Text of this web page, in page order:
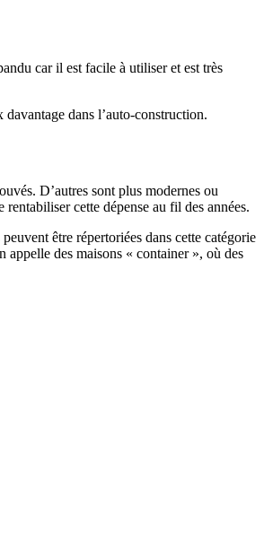
car il est facile à utiliser et est très
dans l’auto-construction.
D’autres sont plus modernes ou
cette dépense au fil des années.
être répertoriées dans cette catégorie
appelle des maisons « container », où des